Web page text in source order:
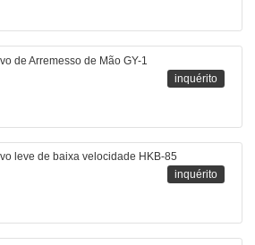
de Arremesso de Mão GY-1
inquérito
leve de baixa velocidade HKB-85
inquérito